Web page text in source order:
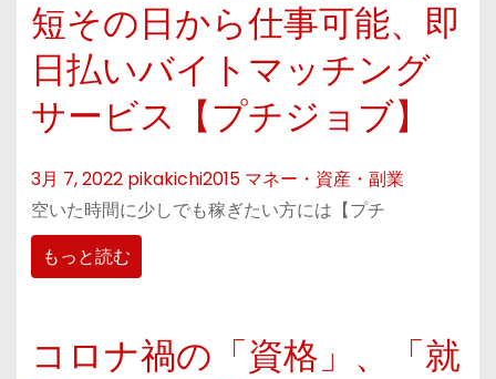
短その日から仕事可能、即
日払いバイトマッチング
サービス【プチジョブ】
3月 7, 2022 pikakichi2015 マネー・資産・副業
空いた時間に少しでも稼ぎたい方には【プチ
もっと読む
コロナ禍の「資格」、「就